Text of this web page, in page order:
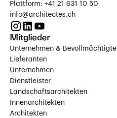
Plattform: +41 21 631 10 50
info@architectes.ch
Mitglieder
Unternehmen & Bevollmächtigte
Lieferanten
Unternehmen
Dienstleister
Landschaftsarchitekten
Innenarchitekten
Architekten